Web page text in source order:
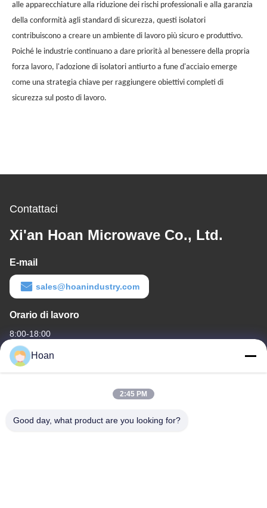
alle apparecchiature alla riduzione dei rischi professionali e alla garanzia
della conformità agli standard di sicurezza, questi isolatori
contribuiscono a creare un ambiente di lavoro più sicuro e produttivo.
Poiché le industrie continuano a dare priorità al benessere della propria
forza lavoro, l'adozione di isolatori antiurto a fune d'acciaio emerge
come una strategia chiave per raggiungere obiettivi completi di
sicurezza sul posto di lavoro.
Contattaci
Xi'an Hoan Microwave Co., Ltd.
E-mail
sales@hoanindustry.com
Orario di lavoro
8:00-18:00
Il nostro indirizzo
F7, edificio 2, parco industriale Xinkai, strada Jinye 2, zona high-
Hoan
2:45 PM
Good day, what product are you looking for?